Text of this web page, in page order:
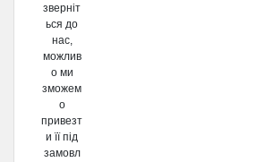
зверніт
ься до
нас,
можлив
о ми
зможем
о
привезт
и її під
замовл